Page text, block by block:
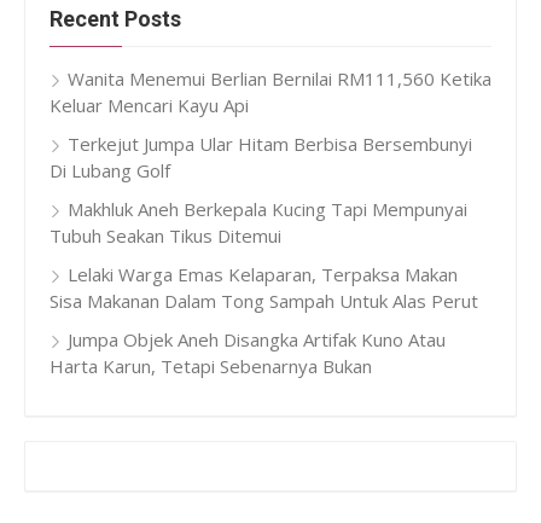
Recent Posts
Wanita Menemui Berlian Bernilai RM111,560 Ketika
Keluar Mencari Kayu Api
Terkejut Jumpa Ular Hitam Berbisa Bersembunyi
Di Lubang Golf
Makhluk Aneh Berkepala Kucing Tapi Mempunyai
Tubuh Seakan Tikus Ditemui
Lelaki Warga Emas Kelaparan, Terpaksa Makan
Sisa Makanan Dalam Tong Sampah Untuk Alas Perut
Jumpa Objek Aneh Disangka Artifak Kuno Atau
Harta Karun, Tetapi Sebenarnya Bukan